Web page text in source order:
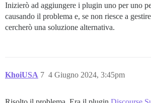
Inizierò ad aggiungere i plugin uno per uno
causando il problema e, se non riesce a
cercherò una soluzione alternativa.
KhoiUSA 4 Giugno 2024, 3:45pm
7